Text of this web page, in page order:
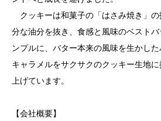
クッキーは和菓子の「はさみ焼き」
分な油分を抜き、食感と風味のベスト
ンプルに、バター本来の風味を生かし
キャラメルをサクサクのクッキー生地
上げています。
【会社概要】